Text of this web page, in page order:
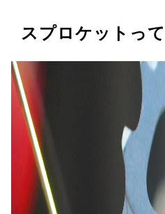
スプロケットっ